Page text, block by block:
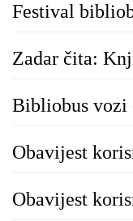
Festival
Zadar čita:
Bibliobus vozi
Obavijest
Obavijest